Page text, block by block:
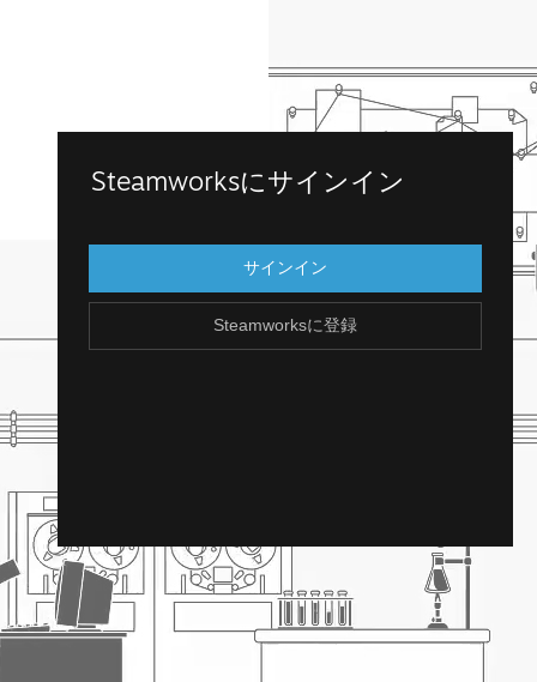
Steamworksにサインイン
サインイン
Steamworksに登録
Steamworksに登録
Steamworksにアクセスします。Steamアカ
ウントを持っていませんか？アカウント
は、簡単に無料で作成できます！